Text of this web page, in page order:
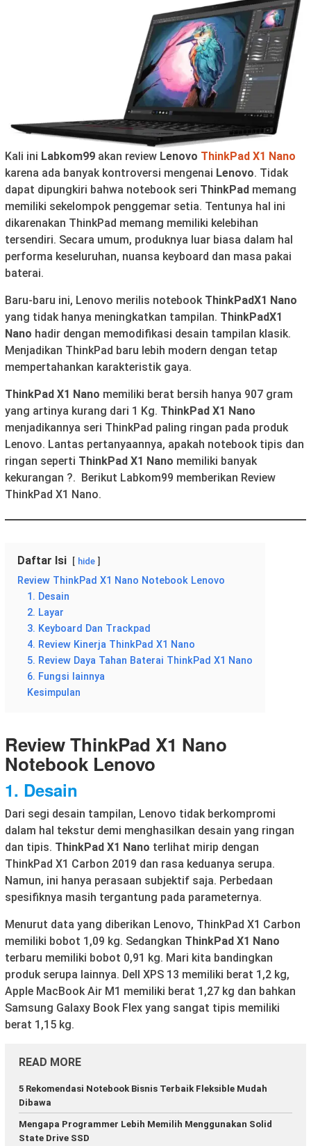
Kali ini Labkom99 akan review Lenovo ThinkPad X1 Nano
karena ada banyak kontroversi mengenai Lenovo. Tidak
dapat dipungkiri bahwa notebook seri ThinkPad memang
memiliki sekelompok penggemar setia. Tentunya hal ini
dikarenakan ThinkPad memang memiliki kelebihan
tersendiri. Secara umum, produknya luar biasa dalam hal
performa keseluruhan, nuansa keyboard dan masa pakai
baterai.
Baru-baru ini, Lenovo merilis notebook ThinkPadX1 Nano
yang tidak hanya meningkatkan tampilan. ThinkPadX1
Nano hadir dengan memodifikasi desain tampilan klasik.
Menjadikan ThinkPad baru lebih modern dengan tetap
mempertahankan karakteristik gaya.
ThinkPad X1 Nano memiliki berat bersih hanya 907 gram
yang artinya kurang dari 1 Kg. ThinkPad X1 Nano
menjadikannya seri ThinkPad paling ringan pada produk
Lenovo. Lantas pertanyaannya, apakah notebook tipis dan
ringan seperti ThinkPad X1 Nano memiliki banyak
kekurangan ?. Berikut Labkom99 memberikan Review
ThinkPad X1 Nano.
Daftar Isi hide
Review ThinkPad X1 Nano Notebook Lenovo
1. Desain
2. Layar
3. Keyboard Dan Trackpad
4. Review Kinerja ThinkPad X1 Nano
5. Review Daya Tahan Baterai ThinkPad X1 Nano
6. Fungsi lainnya
Kesimpulan
Review ThinkPad X1 Nano
Notebook Lenovo
1. Desain
Dari segi desain tampilan, Lenovo tidak berkompromi
dalam hal tekstur demi menghasilkan desain yang ringan
dan tipis. ThinkPad X1 Nano terlihat mirip dengan
ThinkPad X1 Carbon 2019 dan rasa keduanya serupa.
Namun, ini hanya perasaan subjektif saja. Perbedaan
spesifiknya masih tergantung pada parameternya.
Menurut data yang diberikan Lenovo, ThinkPad X1 Carbon
memiliki bobot 1,09 kg. Sedangkan ThinkPad X1 Nano
terbaru memiliki bobot 0,91 kg. Mari kita bandingkan
produk serupa lainnya. Dell XPS 13 memiliki berat 1,2 kg,
Apple MacBook Air M1 memiliki berat 1,27 kg dan bahkan
Samsung Galaxy Book Flex yang sangat tipis memiliki
berat 1,15 kg.
READ MORE
5 Rekomendasi Notebook Bisnis Terbaik Fleksible Mudah
Dibawa
Mengapa Programmer Lebih Memilih Menggunakan Solid
State Drive SSD